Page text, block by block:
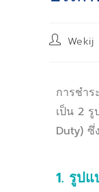
Wekij
การชำ
เป็น 2
Duty) ซึ่
1. รูป